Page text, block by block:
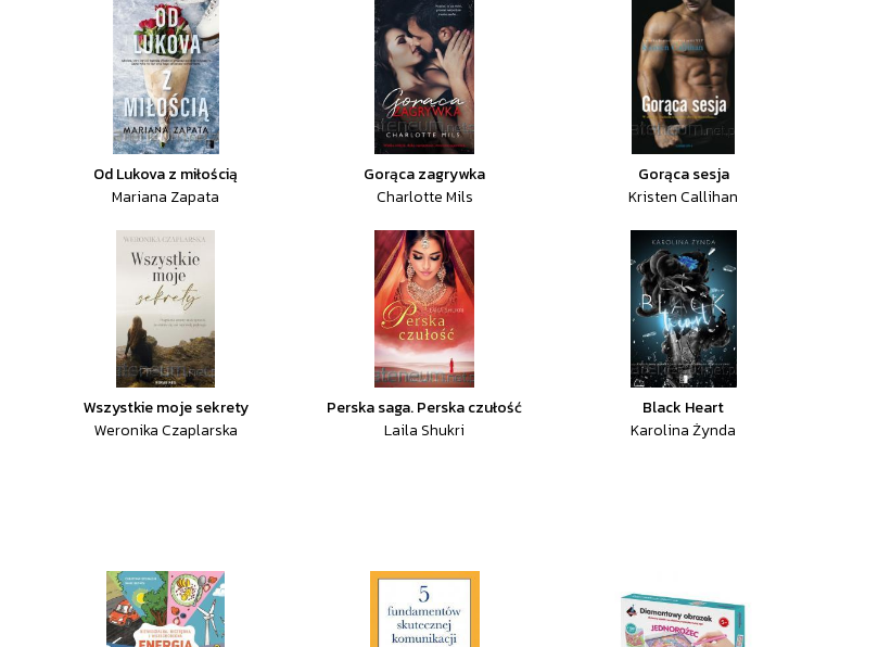
Od Lukova z miłością
Mariana Zapata
Gorąca zagrywka
Charlotte Mils
Gorąca sesja
Kristen Callihan
Wszystkie moje sekrety
Weronika Czaplarska
Perska saga. Perska czułość
Laila Shukri
Black Heart
Karolina Żynda